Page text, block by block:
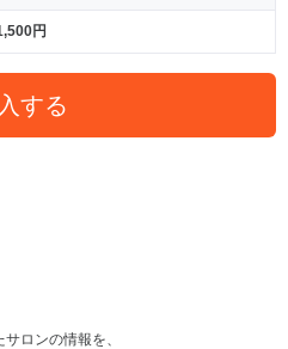
円
する
ロンの情報を、